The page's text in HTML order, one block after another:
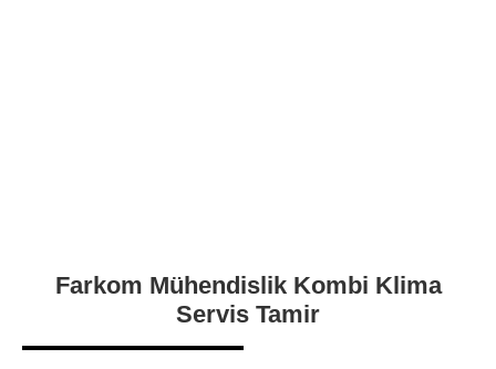
Farkom Mühendislik Kombi Klima
Servis Tamir